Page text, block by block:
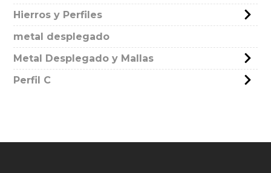
Hierros y Perfiles
metal desplegado
Metal Desplegado y Mallas
Perfil C